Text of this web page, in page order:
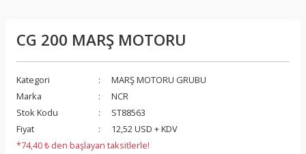
CG 200 MARŞ MOTORU
Kategori
MARŞ MOTORU GRUBU
Marka
NCR
Stok Kodu
ST88563
Fiyat
12,52 USD + KDV
*74,40 ₺ den başlayan taksitlerle!